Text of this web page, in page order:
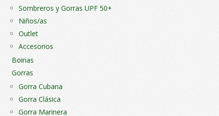
Sombreros y Gorras UPF 50+
Niños/as
Outlet
Accesorios
Boinas
Gorras
Gorra Cubana
Gorra Clásica
Gorra Marinera